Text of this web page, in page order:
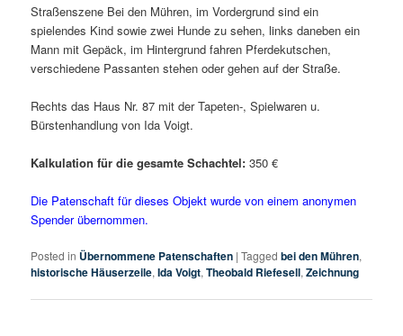
Straßenszene Bei den Mühren, im Vordergrund sind ein
spielendes Kind sowie zwei Hunde zu sehen, links daneben ein
Mann mit Gepäck, im Hintergrund fahren Pferdekutschen,
verschiedene Passanten stehen oder gehen auf der Straße.
Rechts das Haus Nr. 87 mit der Tapeten-, Spielwaren u.
Bürstenhandlung von Ida Voigt.
Kalkulation für die gesamte Schachtel: 350 €
Die Patenschaft für dieses Objekt wurde von einem anonymen
Spender übernommen.
Posted in Übernommene Patenschaften |Tagged bei den Mühren,
historische Häuserzeile,Ida Voigt,Theobald Riefesell,Zeichnung